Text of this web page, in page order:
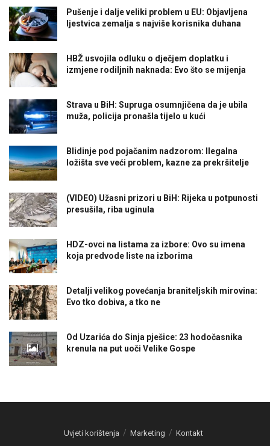
Pušenje i dalje veliki problem u EU: Objavljena
ljestvica zemalja s najviše korisnika duhana
HBŽ usvojila odluku o dječjem doplatku i
izmjene rodiljnih naknada: Evo što se mijenja
Strava u BiH: Supruga osumnjičena da je ubila
muža, policija pronašla tijelo u kući
Blidinje pod pojačanim nadzorom: Ilegalna
ložišta sve veći problem, kazne za prekršitelje
(VIDEO) Užasni prizori u BiH: Rijeka u potpunosti
presušila, riba uginula
HDZ-ovci na listama za izbore: Ovo su imena
koja predvode liste na izborima
Detalji velikog povećanja braniteljskih mirovina:
Evo tko dobiva, a tko ne
Od Uzarića do Sinja pješice: 23 hodočasnika
krenula na put uoči Velike Gospe
Uvjeti korištenja Marketing Kontakt